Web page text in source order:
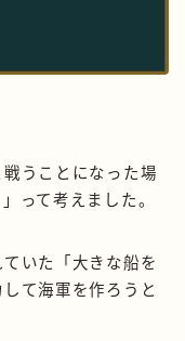
うことになった場
って考えました。
いた「大きな船を
て海軍を作ろうと